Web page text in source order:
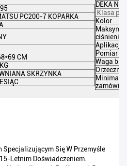
PC200-7 KOPARKA
CM
SKRZYNKA
DEKA NR
Klasa
Kolor
ciśnienie
Aplikacja
Pomiar
Waga
Specjalizującym Się W Przemyśle
Letnim Doświadczeniem.